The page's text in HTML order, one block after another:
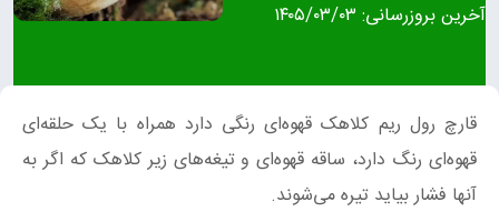
آخرین بروزرسانی: ۱۴۰۵/۰۳/۰۳
قارچ رول‌ ریم کلاهک قهوه‌ای رنگی دارد همراه با یک حلقه‌‌ای
قهوه‌ای رنگ دارد، ساقه قهوه‌ای و تیغه‌های زیر کلاهک که اگر به
آنها فشار بیاید تیره می‌شوند.